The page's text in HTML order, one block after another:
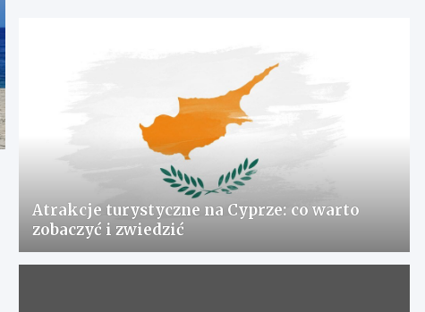
Atrakcje turystyczne na Cyprze: co warto
zobaczyć i zwiedzić